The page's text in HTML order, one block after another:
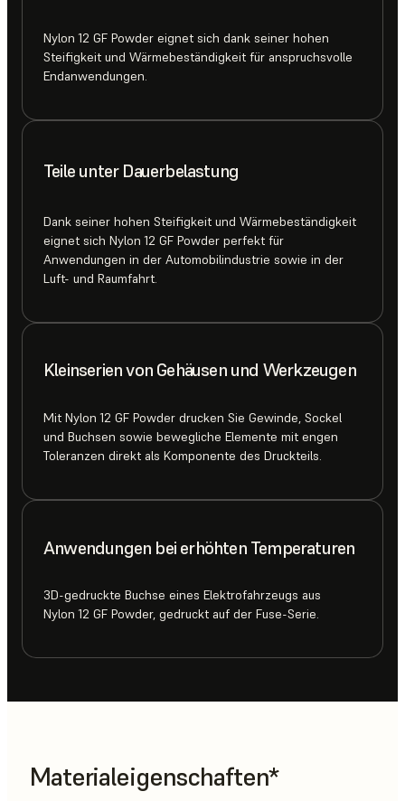
Nylon 12 GF Powder eignet sich dank seiner hohen
Steifigkeit und Wärmebeständigkeit für anspruchsvolle
Endanwendungen.
Teile unter Dauerbelastung
Dank seiner hohen Steifigkeit und Wärmebeständigkeit
eignet sich Nylon 12 GF Powder perfekt für
Anwendungen in der Automobilindustrie sowie in der
Luft- und Raumfahrt.
Kleinserien von Gehäusen und Werkzeugen
Mit Nylon 12 GF Powder drucken Sie Gewinde, Sockel
und Buchsen sowie bewegliche Elemente mit engen
Toleranzen direkt als Komponente des Druckteils.
Anwendungen bei erhöhten Temperaturen
3D-gedruckte Buchse eines Elektrofahrzeugs aus
Nylon 12 GF Powder, gedruckt auf der Fuse-Serie.
Materialeigenschaften*